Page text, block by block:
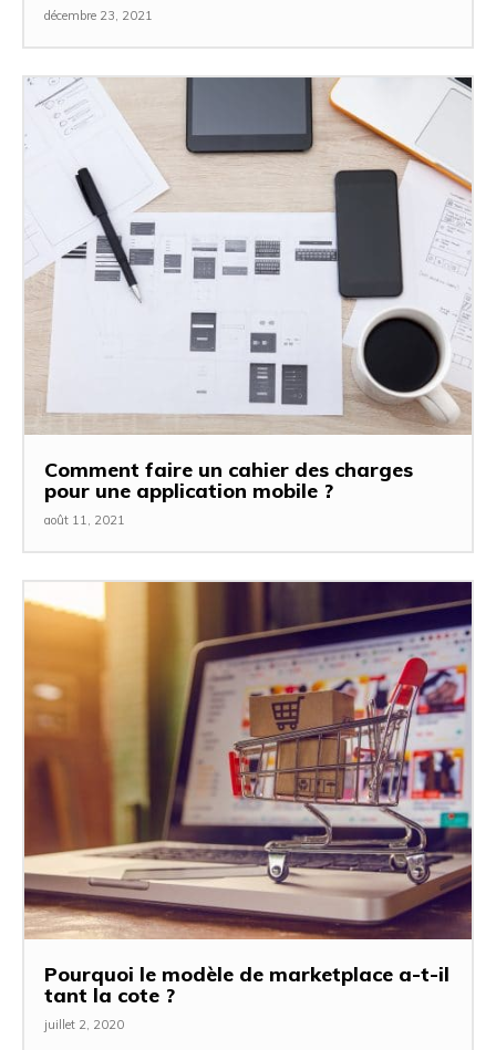
décembre 23, 2021
Comment faire un cahier des charges
pour une application mobile ?
août 11, 2021
Pourquoi le modèle de marketplace a-t-il
tant la cote ?
juillet 2, 2020